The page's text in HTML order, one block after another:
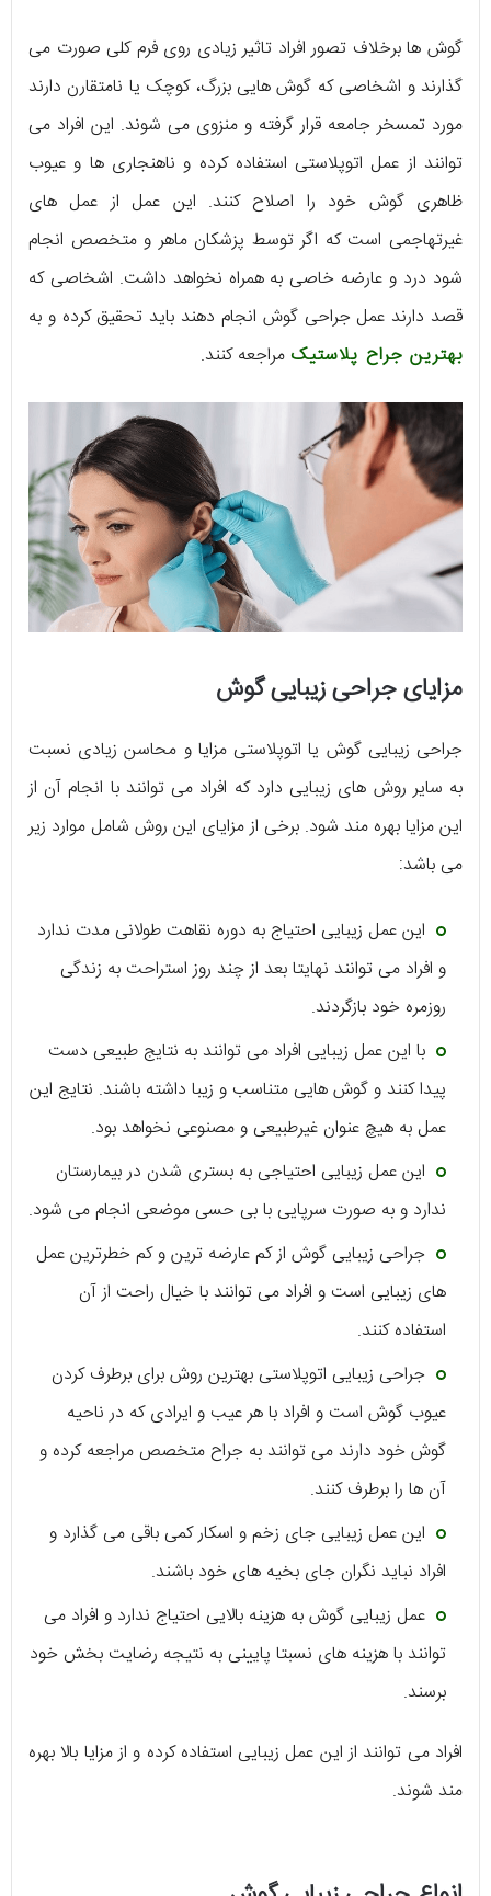
گوش ها برخلاف تصور افراد تاثیر زیادی روی فرم کلی صورت می
گذارند و اشخاصی که گوش هایی بزرگ، کوچک یا نامتقارن دارند
مورد تمسخر جامعه قرار گرفته و منزوی می شوند. این افراد می
توانند از عمل اتوپلاستی استفاده کرده و ناهنجاری ها و عیوب
ظاهری گوش خود را اصلاح کنند. این عمل از عمل های
غیرتهاجمی است که اگر توسط پزشکان ماهر و متخصص انجام
شود درد و عارضه خاصی به همراه نخواهد داشت. اشخاصی که
قصد دارند عمل جراحی گوش انجام دهند باید تحقیق کرده و به
بهترین جراح پلاستیکمراجعه کنند.
مزایای جراحی زیبایی گوش
جراحی زیبایی گوش یا اتوپلاستی مزایا و محاسن زیادی نسبت
به سایر روش های زیبایی دارد که افراد می توانند با انجام آن از
این مزایا بهره مند شود. برخی از مزایای این روش شامل موارد زیر
می باشد:
این عمل زیبایی احتیاج به دوره نقاهت طولانی مدت ندارد
و افراد می توانند نهایتا بعد از چند روز استراحت به زندگی
روزمره خود بازگردند.
با این عمل زیبایی افراد می توانند به نتایج طبیعی دست
پیدا کنند و گوش هایی متناسب و زیبا داشته باشند. نتایج این
عمل به هیچ عنوان غیرطبیعی و مصنوعی نخواهد بود.
این عمل زیبایی احتیاجی به بستری شدن در بیمارستان
ندارد و به صورت سرپایی با بی حسی موضعی انجام می شود.
جراحی زیبایی گوش از کم عارضه ترین و کم خطرترین عمل
های زیبایی است و افراد می توانند با خیال راحت از آن
استفاده کنند.
جراحی زیبایی اتوپلاستی بهترین روش برای برطرف کردن
عیوب گوش است و افراد با هر عیب و ایرادی که در ناحیه
گوش خود دارند می توانند به جراح متخصص مراجعه کرده و
آن ها را برطرف کنند.
این عمل زیبایی جای زخم و اسکار کمی باقی می گذارد و
افراد نباید نگران جای بخیه های خود باشند.
عمل زیبایی گوش به هزینه بالایی احتیاج ندارد و افراد می
توانند با هزینه های نسبتا پایینی به نتیجه رضایت بخش خود
برسند.
افراد می توانند از این عمل زیبایی استفاده کرده و از مزایا بالا بهره
مند شوند.